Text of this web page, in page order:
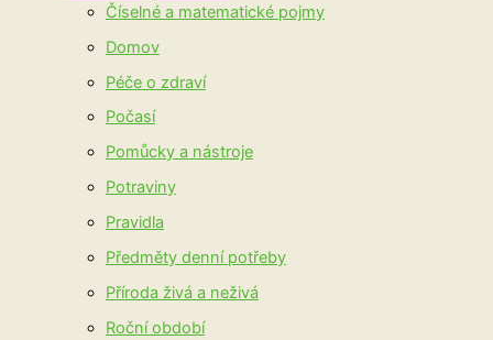
Číselné a matematické pojmy
Domov
Péče o zdraví
Počasí
Pomůcky a nástroje
Potraviny
Pravidla
Předměty denní potřeby
Příroda živá a neživá
Roční období